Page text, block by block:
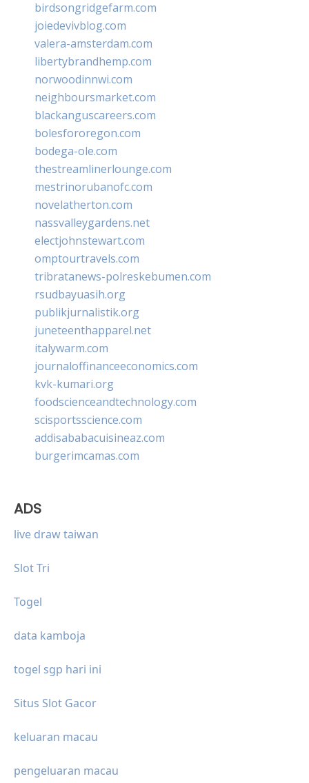
birdsongridgefarm.com
joiedevivblog.com
valera-amsterdam.com
libertybrandhemp.com
norwoodinnwi.com
neighboursmarket.com
blackanguscareers.com
bolesfororegon.com
bodega-ole.com
thestreamlinerlounge.com
mestrinorubanofc.com
novelatherton.com
nassvalleygardens.net
electjohnstewart.com
omptourtravels.com
tribratanews-polreskebumen.com
rsudbayuasih.org
publikjurnalistik.org
juneteenthapparel.net
italywarm.com
journaloffinanceeconomics.com
kvk-kumari.org
foodscienceandtechnology.com
scisportsscience.com
addisababacuisineaz.com
burgerimcamas.com
ADS
live draw taiwan
Slot Tri
Togel
data kamboja
togel sgp hari ini
Situs Slot Gacor
keluaran macau
pengeluaran macau